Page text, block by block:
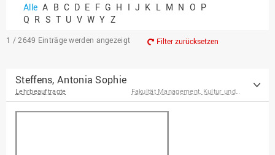
Chancengerechtigkeit
eLearning Competence
EU-Büro
Fakultät
Agrarwissenschaften und
Professor*innen im
Alle A B C D E F G H I J K L M N O P
Q R S T U V W Y Z
1 / 2649 Einträge werden angezeigt Filter zurücksetzen
Steffens, Antonia Sophie
Lehrbeauftragte Fakultät Management, Kultur und Technik